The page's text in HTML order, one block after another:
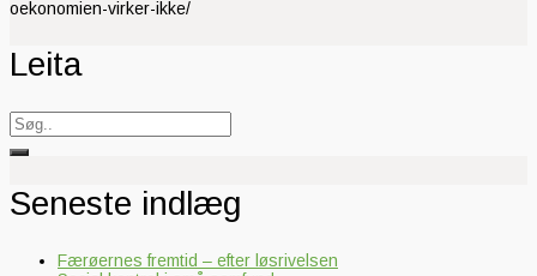
oekonomien-virker-ikke/
Leita
Search
for:
Seneste indlæg
Færøernes fremtid – efter løsrivelsen